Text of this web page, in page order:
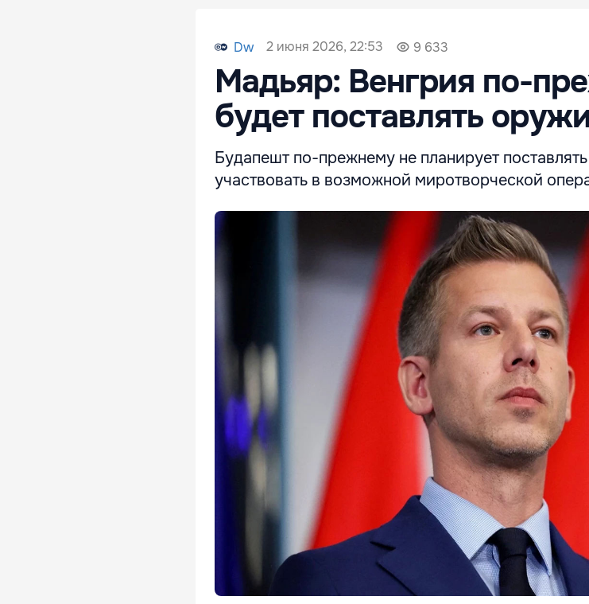
Dw 2 июня 2026, 22:53 9 633
Мадьяр: Венгрия по-
будет поставлять
Будапешт по-прежнему не планирует
участвовать в возможной миротворческой